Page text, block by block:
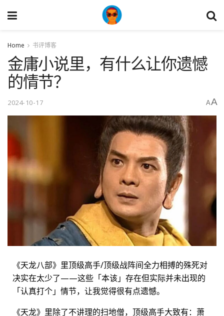
Home 书评博客
金庸小说里，有什么让你遗憾
的情节？
2024-10-17 AA
《天龙八部》里顶级高手/顶级战阵间全力相搏的殊死对
决实在太少了——这些「本该」存在但实际并未出现的
「认真打个」情节，让我觉得很有点遗憾。
《天龙》里除了不讲理的扫地僧，顶级高手大致有：萧